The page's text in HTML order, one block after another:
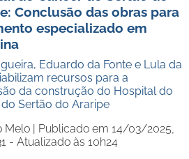
Conclusão das obras para
especializado em
Eduardo da Fonte e Lula da
recursos para a
da construção do Hospital do
Sertão do Araripe
Melo | Publicado em 14/03/2025,
- Atualizado às 10h24